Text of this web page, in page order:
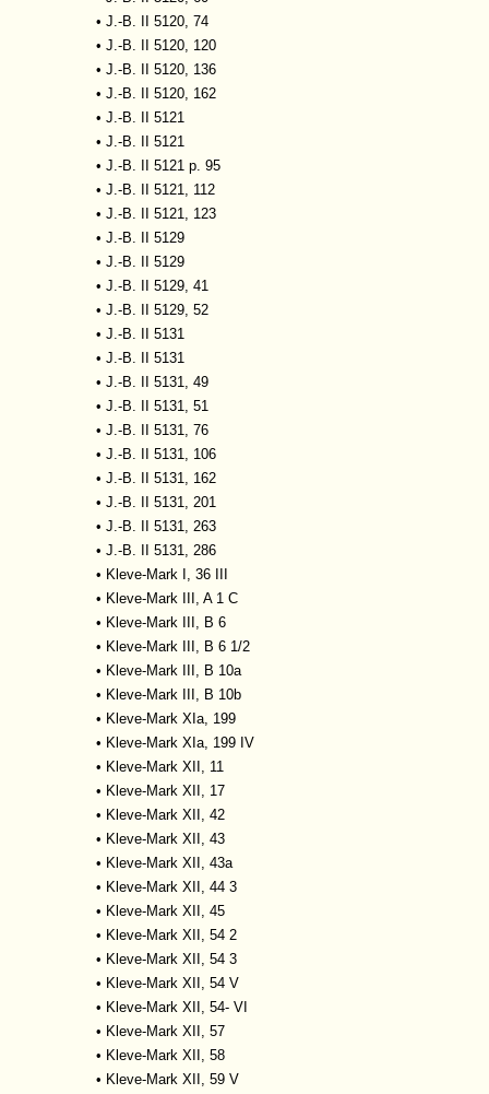
• J.-B. II 5120, 74
• J.-B. II 5120, 120
• J.-B. II 5120, 136
• J.-B. II 5120, 162
• J.-B. II 5121
• J.-B. II 5121
• J.-B. II 5121 p. 95
• J.-B. II 5121, 112
• J.-B. II 5121, 123
• J.-B. II 5129
• J.-B. II 5129
• J.-B. II 5129, 41
• J.-B. II 5129, 52
• J.-B. II 5131
• J.-B. II 5131
• J.-B. II 5131, 49
• J.-B. II 5131, 51
• J.-B. II 5131, 76
• J.-B. II 5131, 106
• J.-B. II 5131, 162
• J.-B. II 5131, 201
• J.-B. II 5131, 263
• J.-B. II 5131, 286
• Kleve-Mark I, 36 III
• Kleve-Mark III, A 1 C
• Kleve-Mark III, B 6
• Kleve-Mark III, B 6 1/2
• Kleve-Mark III, B 10a
• Kleve-Mark III, B 10b
• Kleve-Mark XIa, 199
• Kleve-Mark XIa, 199 IV
• Kleve-Mark XII, 11
• Kleve-Mark XII, 17
• Kleve-Mark XII, 42
• Kleve-Mark XII, 43
• Kleve-Mark XII, 43a
• Kleve-Mark XII, 44 3
• Kleve-Mark XII, 45
• Kleve-Mark XII, 54 2
• Kleve-Mark XII, 54 3
• Kleve-Mark XII, 54 V
• Kleve-Mark XII, 54- VI
• Kleve-Mark XII, 57
• Kleve-Mark XII, 58
• Kleve-Mark XII, 59 V